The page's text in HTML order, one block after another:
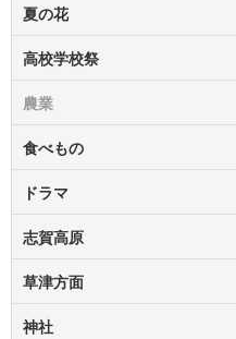
夏の花
高校学校祭
農業
食べもの
ドラマ
志賀高原
草津方面
神社